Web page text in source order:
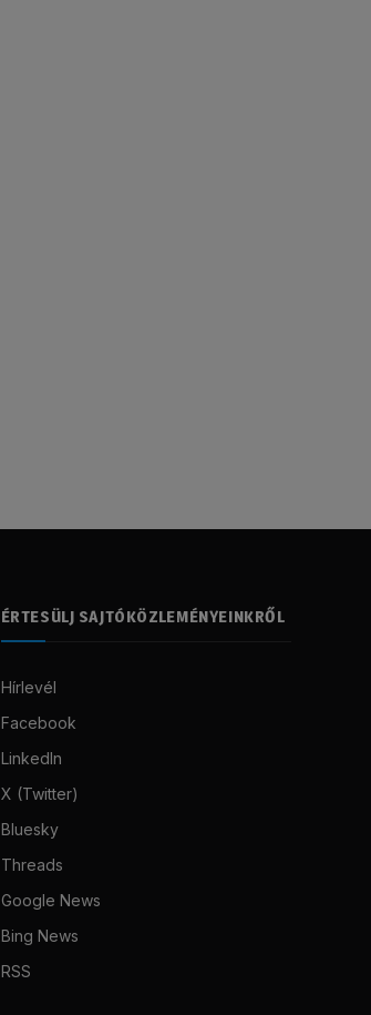
ÉRTESÜLJ SAJTÓKÖZLEMÉNYEINKRŐL
Hírlevél
Facebook
LinkedIn
X (Twitter)
Bluesky
Threads
Google News
Bing News
RSS